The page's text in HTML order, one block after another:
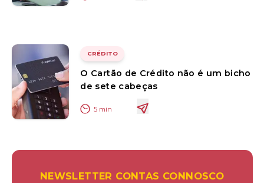
CRÉDITO
O Cartão de Crédito não é um bicho
de sete cabeças
5 min
NEWSLETTER CONTAS CONNOSCO